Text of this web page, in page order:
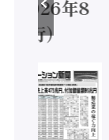
2026年8
発行）